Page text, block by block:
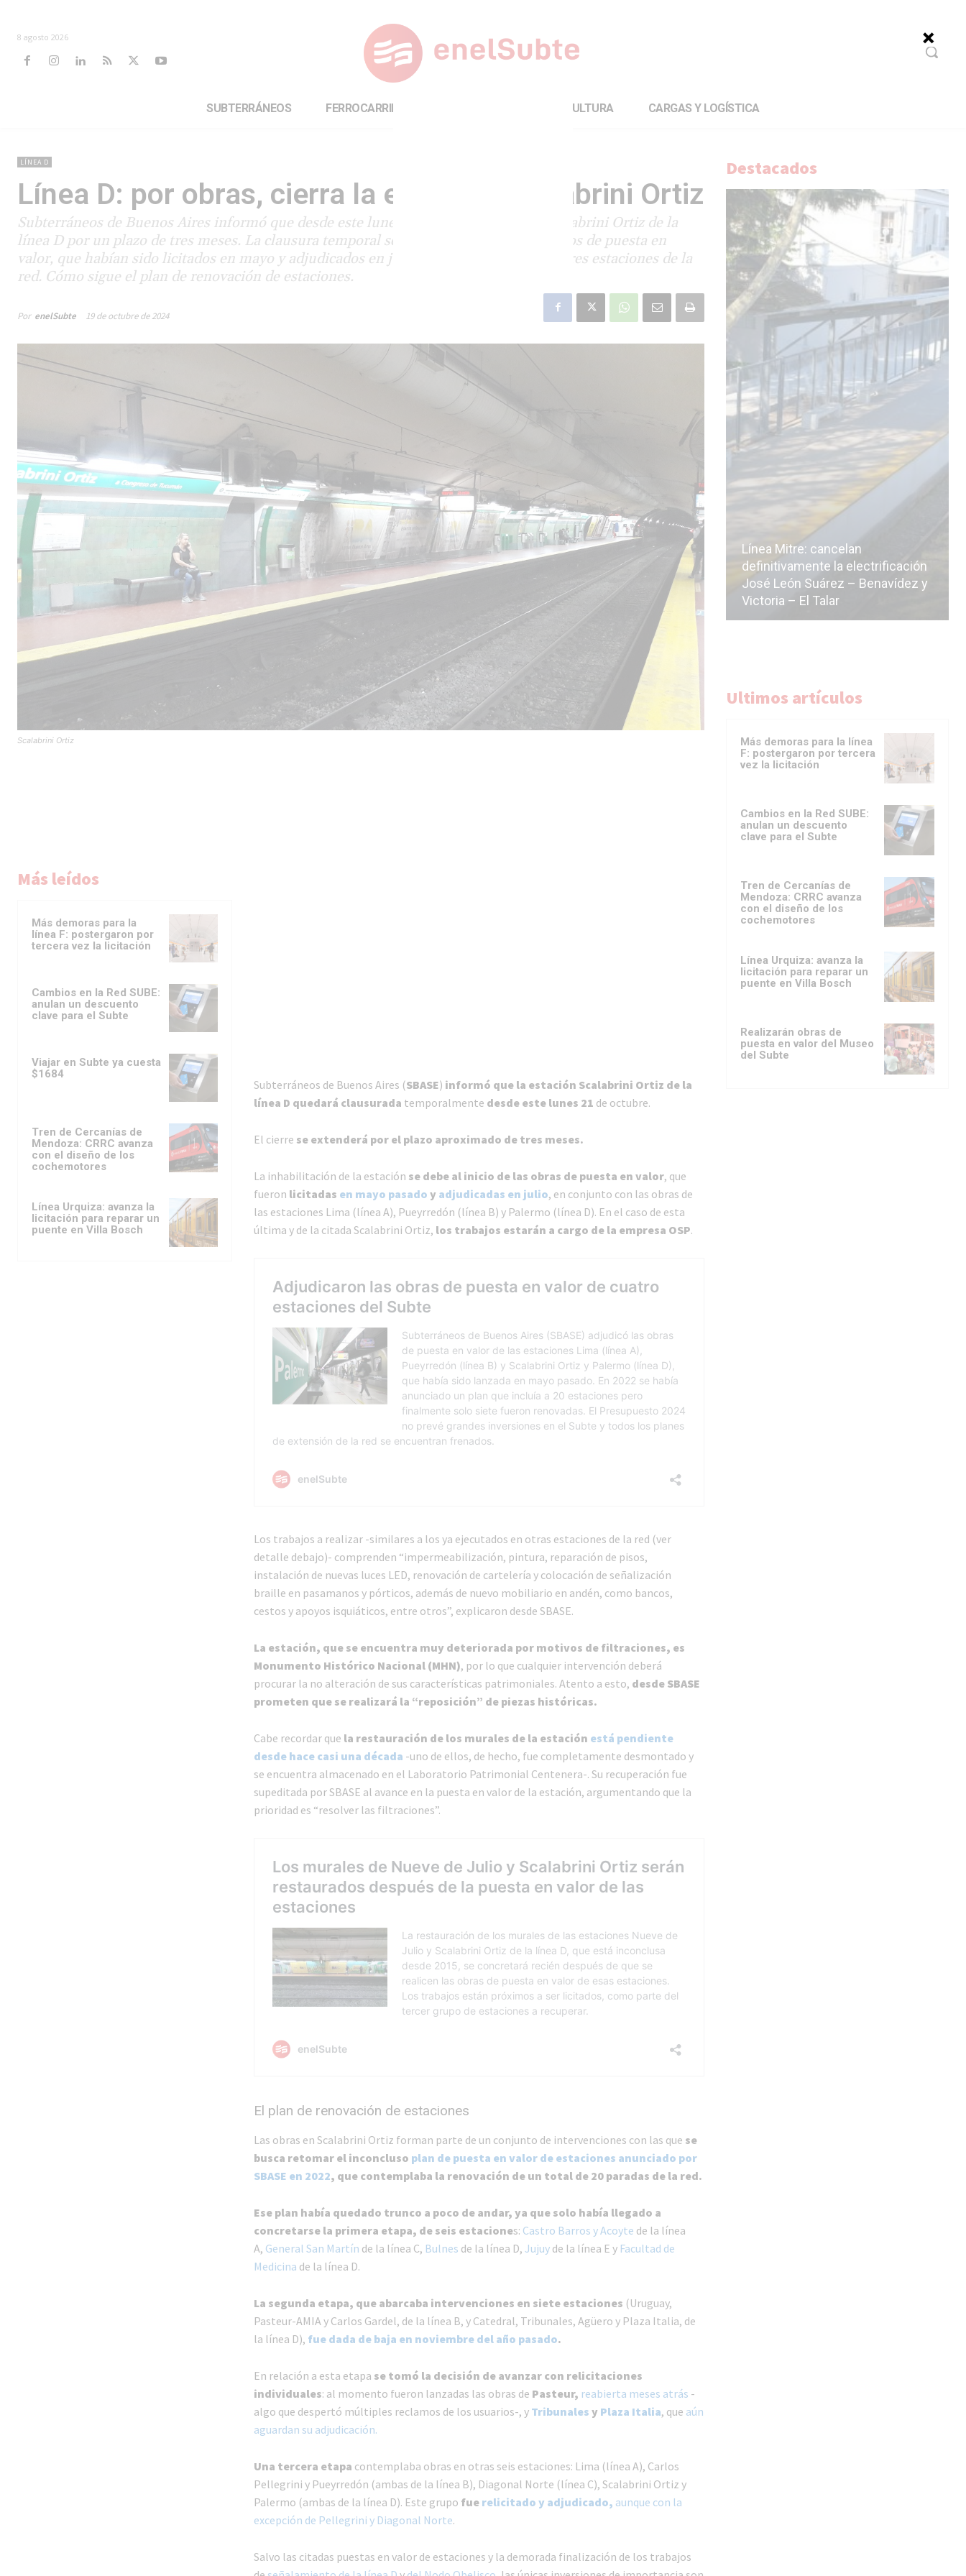
8 agosto 2026
SUBTERRÁNEOS FERROCARRILES CULTURA CARGAS Y LOGÍSTICA
LÍNEA D
Línea D: por obras, cierra la estación Scalabrini Ortiz
Subterráneos de Buenos Aires informó que desde este lunes 21 cerrará la estación Scalabrini Ortiz de la
línea D por un plazo de tres meses. La clausura temporal se debe al inicio de los trabajos de puesta en
valor, que habían sido licitados en mayo y adjudicados en julio en conjunto con otras tres estaciones de la
red. Cómo sigue el plan de renovación de estaciones.
Por enelSubte 19 de octubre de 2024
Scalabrini Ortiz
Más leídos
Más demoras para la
línea F: postergaron por
tercera vez la licitación
Cambios en la Red SUBE:
anulan un descuento
clave para el Subte
Viajar en Subte ya cuesta
$1684
Tren de Cercanías de
Mendoza: CRRC avanza
con el diseño de los
cochemotores
Línea Urquiza: avanza la
licitación para reparar un
puente en Villa Bosch
Subterráneos de Buenos Aires (SBASE) informó que la estación Scalabrini Ortiz de la
línea D quedará clausurada temporalmente desde este lunes 21 de octubre.
El cierre se extenderá por el plazo aproximado de tres meses.
La inhabilitación de la estación se debe al inicio de las obras de puesta en valor, que
fueron licitadas en mayo pasado y adjudicadas en julio, en conjunto con las obras de
las estaciones Lima (línea A), Pueyrredón (línea B) y Palermo (línea D). En el caso de esta
última y de la citada Scalabrini Ortiz, los trabajos estarán a cargo de la empresa OSP.
Los trabajos a realizar -similares a los ya ejecutados en otras estaciones de la red (ver
detalle debajo)- comprenden “impermeabilización, pintura, reparación de pisos,
instalación de nuevas luces LED, renovación de cartelería y colocación de señalización
braille en pasamanos y pórticos, además de nuevo mobiliario en andén, como bancos,
cestos y apoyos isquiáticos, entre otros”, explicaron desde SBASE.
La estación, que se encuentra muy deteriorada por motivos de filtraciones, es
Monumento Histórico Nacional (MHN), por lo que cualquier intervención deberá
procurar la no alteración de sus características patrimoniales. Atento a esto, desde SBASE
prometen que se realizará la “reposición” de piezas históricas.
Cabe recordar que la restauración de los murales de la estación está pendiente
desde hace casi una década -uno de ellos, de hecho, fue completamente desmontado y
se encuentra almacenado en el Laboratorio Patrimonial Centenera-. Su recuperación fue
supeditada por SBASE al avance en la puesta en valor de la estación, argumentando que la
prioridad es “resolver las filtraciones”.
El plan de renovación de estaciones
Las obras en Scalabrini Ortiz forman parte de un conjunto de intervenciones con las que se
busca retomar el inconcluso plan de puesta en valor de estaciones anunciado por
SBASE en 2022, que contemplaba la renovación de un total de 20 paradas de la red.
Ese plan había quedado trunco a poco de andar, ya que solo había llegado a
concretarse la primera etapa, de seis estaciones: Castro Barros y Acoyte de la línea
A, General San Martín de la línea C, Bulnes de la línea D, Jujuyde la línea E yFacultad de
Medicina de la línea D.
La segunda etapa, que abarcaba intervenciones en siete estaciones (Uruguay,
Pasteur-AMIA y Carlos Gardel, de la línea B, y Catedral, Tribunales, Agüero y Plaza Italia, de
la línea D), fue dada de baja en noviembre del año pasado.
En relación a esta etapa se tomó la decisión de avanzar con relicitaciones
individuales: al momento fueron lanzadas las obras de Pasteur, reabierta meses atrás -
algo que despertó múltiples reclamos de los usuarios-, y Tribunales y Plaza Italia, que aún
aguardan su adjudicación.
Una tercera etapa contemplaba obras en otras seis estaciones: Lima (línea A), Carlos
Pellegrini y Pueyrredón (ambas de la línea B), Diagonal Norte (línea C), Scalabrini Ortiz y
Palermo (ambas de la línea D). Este grupo fue relicitado y adjudicado, aunque con la
excepción de Pellegrini y Diagonal Norte.
Salvo las citadas puestas en valor de estaciones y la demorada finalización de los trabajos
Destacados
Malestar en el sector privado por
los cambios sin fin al proyecto de
la línea F
Línea Mitre: dieron oficialmente
de baja la construcción de la
estación Nordelta
Línea Mitre: cancelan
definitivamente la electrificación
José León Suárez – Benavídez y
Victoria – El Talar
Ultimos artículos
Más demoras para la línea
F: postergaron por tercera
vez la licitación
Cambios en la Red SUBE:
anulan un descuento
clave para el Subte
Tren de Cercanías de
Mendoza: CRRC avanza
con el diseño de los
cochemotores
Línea Urquiza: avanza la
licitación para reparar un
puente en Villa Bosch
Realizarán obras de
puesta en valor del Museo
del Subte